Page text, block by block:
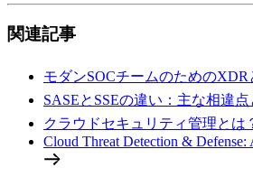
関連記事
モダンSOCチームのためのXDR
SASEとSSEの違い：主な相違
クラウドセキュリティ管理とは
Cloud Threat Detection & Defense: